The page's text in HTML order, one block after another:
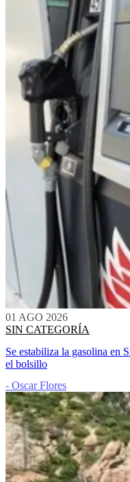
01 AGO 2026
SIN CATEGORÍA
Se estabiliza la gasolina en
el bolsillo
- Oscar Flores